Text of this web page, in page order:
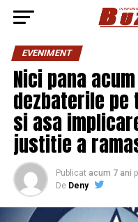
EVENIMENT
Nici pana
dezbaterile pe
si asa
justitie a
Publicat acum 7 ani
De Deny